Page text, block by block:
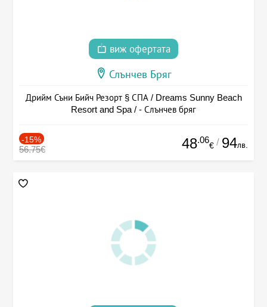
виж офертата
Слънчев Бряг
Дрийм Съни Бийч Резорт § СПА / Dreams Sunny Beach
Resort and Spa / - Слънчев бряг
-15%
56.75€ 48.06
€ / 94лв.